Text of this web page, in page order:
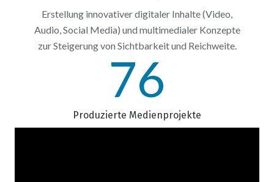
Erstellung innovativer digitaler Inhalte (Video,
Audio, Social Media) und multimedialer Konzepte
zur Steigerung von Sichtbarkeit und Reichweite.
76
Produzierte Medienprojekte